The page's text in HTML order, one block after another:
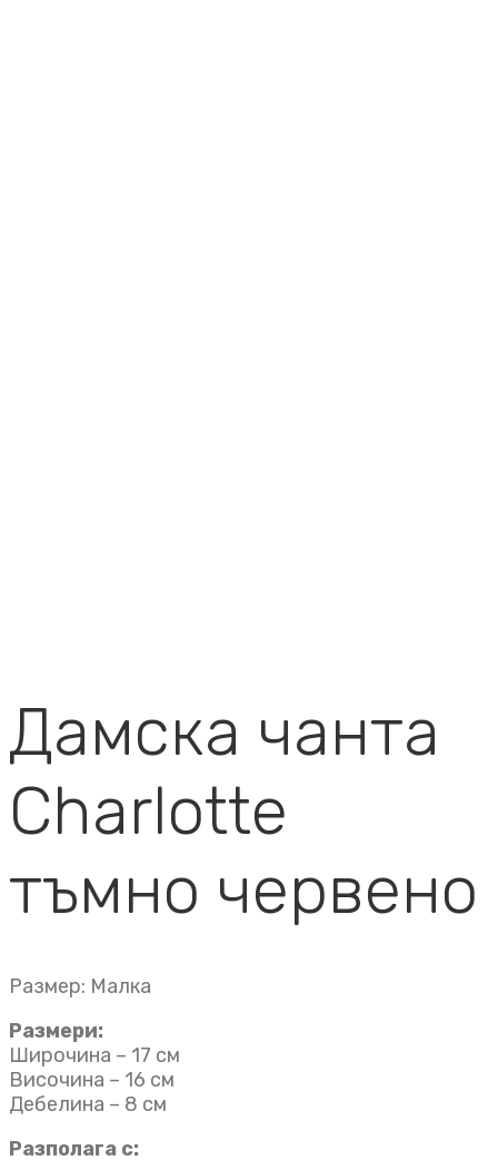
Дамска чанта
Charlotte
тъмно червено
Размер: Малка
Размери:
Широчина – 17 см
Височина – 16 см
Дебелина – 8 см
Разполага с: